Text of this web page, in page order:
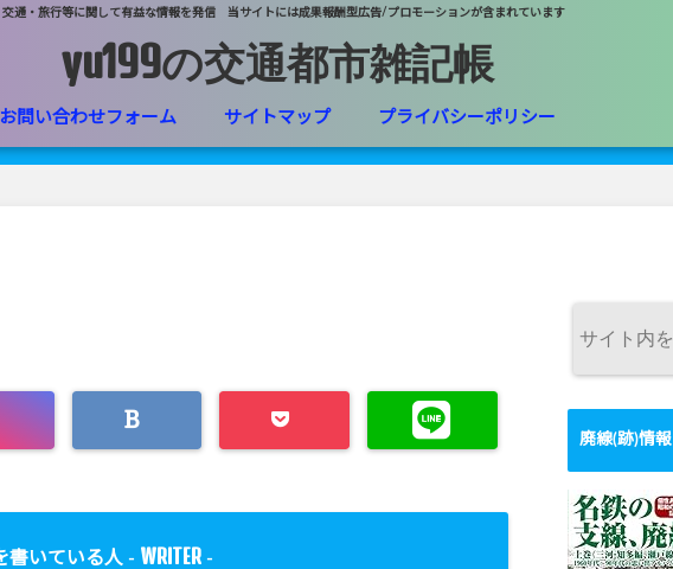
交通・旅行等に関して有益な情報を発信 当サイトには成果報酬型広告/プロモーションが含まれています
yu199の交通都市雑記帳
お問い合わせフォーム サイトマップ プライバシーポリシー
書いている人 - WRITER -
廃線(跡)情報